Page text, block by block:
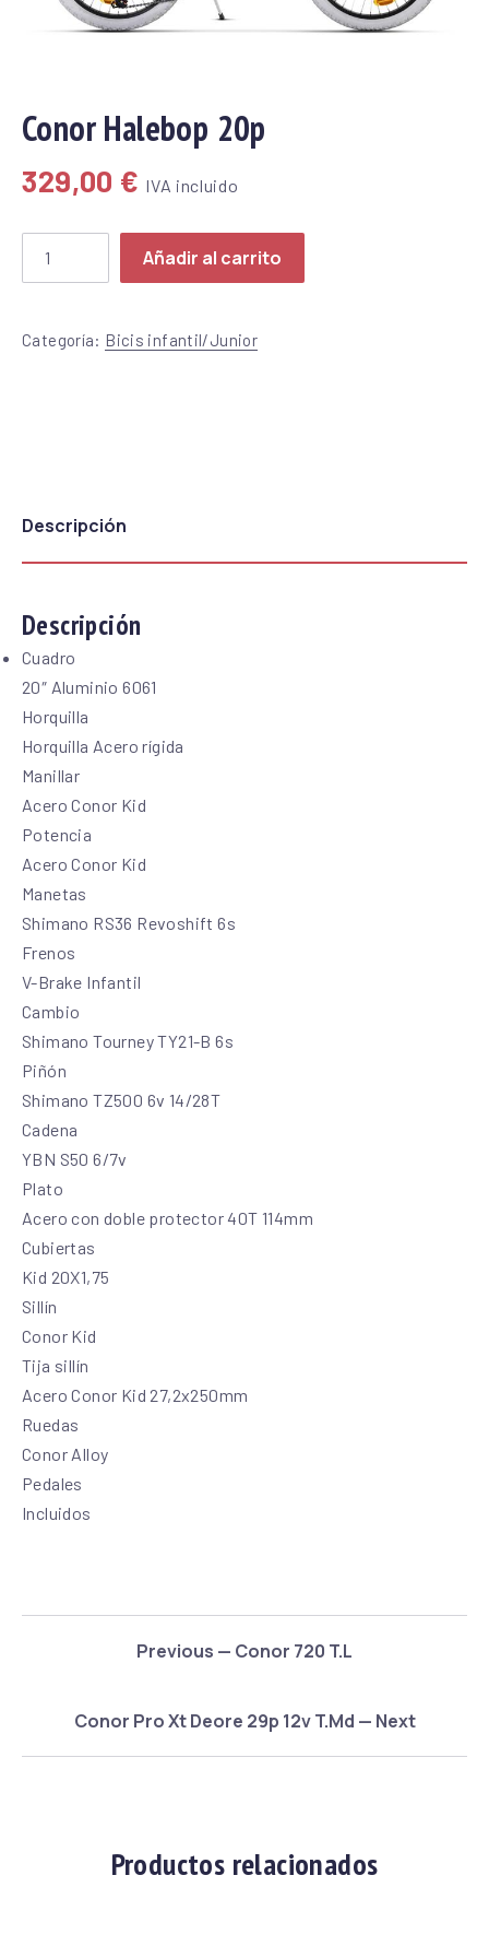
Conor Halebop 20p
329,00 € IVA incluido
Conor Halebop 20p cantidad
Añadir al carrito
Categoría: Bicis infantil/Junior
Descripción
Descripción
Cuadro
20″ Aluminio 6061
Horquilla
Horquilla Acero rígida
Manillar
Acero Conor Kid
Potencia
Acero Conor Kid
Manetas
Shimano RS36 Revoshift 6s
Frenos
V-Brake Infantil
Cambio
Shimano Tourney TY21-B 6s
Piñón
Shimano TZ500 6v 14/28T
Cadena
YBN S50 6/7v
Plato
Acero con doble protector 40T 114mm
Cubiertas
Kid 20X1,75
Sillín
Conor Kid
Tija sillín
Acero Conor Kid 27,2x250mm
Ruedas
Conor Alloy
Pedales
Incluidos
Previous — Conor 720 T.L
Conor Pro Xt Deore 29p 12v T.Md — Next
Productos relacionados